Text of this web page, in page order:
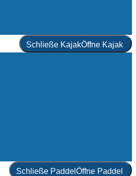
Schließe KajakÖffne Kajak
Schließe Paddel Öffne Paddel